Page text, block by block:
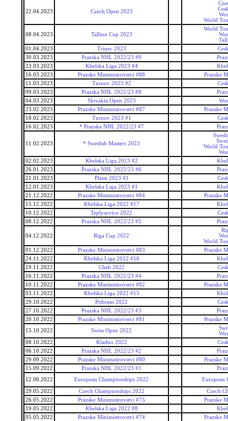
22.04.2023 Czech Open 2023
World
08.04.2023 Tallinn Cup 2023
World
01.04.2023
Trinec 2023
30.03.2023
Prazska NHL 2022/23 #9
23.03.2023
Kbelska Liga 2023 #4
16.03.2023
Prazske Minimistrovstvi #88
Prazske
11.03.2023
Turnov 2023 #2
09.03.2023
Prazska NHL 2022/23 #8
04.03.2023
Slovakia Open 2023
23.02.2023
Prazske Minimistrovstvi #87
Prazske
18.02.2023
Turnov 2023 #1
16.02.2023
* Prazska NHL 2022/23 #7
11.02.2023 * Swedish Masters 2023
World
02.02.2023
Kbelska Liga 2023 #2
26.01.2023
Prazska NHL 2022/23 #6
21.01.2023
Plzen 2023 #1
12.01.2023
Kbelska Liga 2023 #1
21.12.2022
Prazske Minimistrovstvi #84
Prazske
15.12.2022
Kbelska Liga 2022 #17
10.12.2022
Teplysovice 2022
08.12.2022
Prazska NHL 2022/23 #5
04.12.2022 Riga Cup 2022
World
01.12.2022
Prazske Minimistrovstvi #83
Prazske
24.11.2022
Kbelska Liga 2022 #16
19.11.2022
Cheb 2022
16.11.2022
Prazska NHL 2022/23 #4
10.11.2022
Prazske Minimistrovstvi #82
Prazske
03.11.2022
Kbelska Liga 2022 #15
29.10.2022
Pribram 2022
27.10.2022
Prazska NHL 2022/23 #3
20.10.2022
Prazske Minimistrovstvi #81
Prazske
15.10.2022
Swiss Open 2022
08.10.2022
Kladno 2022
06.10.2022
Prazska NHL 2022/23 #2
29.09.2022
Prazske Minimistrovstvi #80
Prazske
15.09.2022
Prazska NHL 2022/23 #1
12.06.2022
European Championships 2022 European
29.05.2022 Czech Championships 2022
Czech
26.05.2022
Prazske Minimistrovstvi #75
Prazske
19.05.2022
Kbelska Liga 2022 #8
05.05.2022
Prazske Minimistrovstvi #74 Prazske